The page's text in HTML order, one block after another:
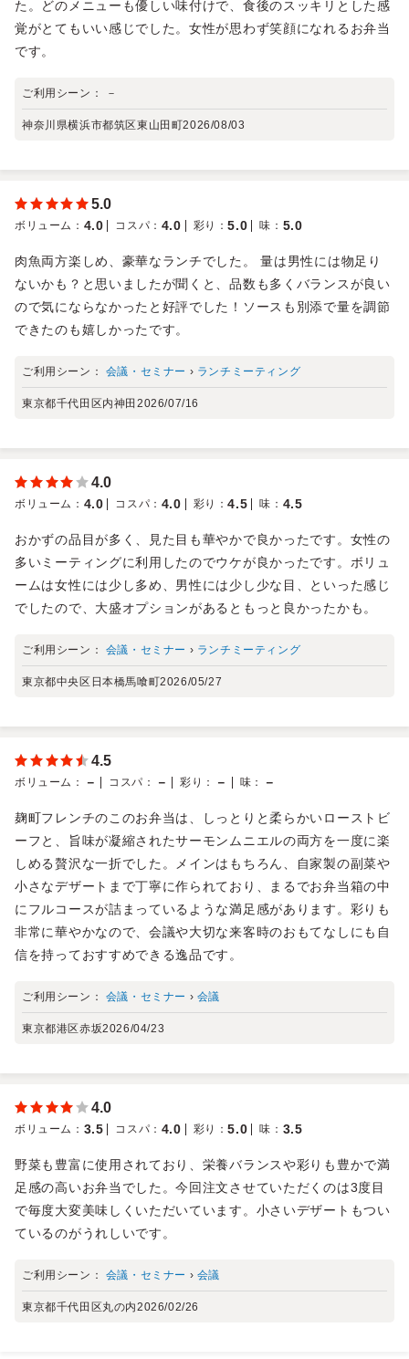
た。どのメニューも優しい味付けで、食後のスッキリとした感
覚がとてもいい感じでした。女性が思わず笑顔になれるお弁当
です。
ご利用シーン： －
神奈川県横浜市都筑区東山田町2026/08/03
5.0
ボリューム ： 4.0 コスパ ： 4.0 彩り ：5.0 味 ： 5.0
肉魚両方楽しめ、豪華なランチでした。 量は男性には物足り
ないかも？と思いましたが聞くと、品数も多くバランスが良い
ので気にならなかったと好評でした！ソースも別添で量を調節
できたのも嬉しかったです。
ご利用シーン： 会議・セミナー › ランチミーティング
東京都千代田区内神田 2026/07/16
4.0
ボリューム ： 4.0 コスパ ： 4.0 彩り ：4.5 味 ： 4.5
おかずの品目が多く、見た目も華やかで良かったです。女性の
多いミーティングに利用したのでウケが良かったです。ボリュ
ームは女性には少し多め、男性には少し少な目、といった感じ
でしたので、大盛オプションがあるともっと良かったかも。
ご利用シーン： 会議・セミナー › ランチミーティング
東京都中央区日本橋馬喰町2026/05/27
4.5
ボリューム ： － コスパ ： － 彩り ： － 味 ： －
麹町フレンチのこのお弁当は、しっとりと柔らかいローストビ
ーフと、旨味が凝縮されたサーモンムニエルの両方を一度に楽
しめる贅沢な一折でした。メインはもちろん、自家製の副菜や
小さなデザートまで丁寧に作られており、まるでお弁当箱の中
にフルコースが詰まっているような満足感があります。彩りも
非常に華やかなので、会議や大切な来客時のおもてなしにも自
信を持っておすすめできる逸品です。
ご利用シーン： 会議・セミナー › 会議
東京都港区赤坂2026/04/23
4.0
ボリューム ： 3.5 コスパ ： 4.0 彩り ：5.0 味 ： 3.5
野菜も豊富に使用されており、栄養バランスや彩りも豊かで満
足感の高いお弁当でした。今回注文させていただくのは3度目
で毎度大変美味しくいただいています。小さいデザートもつい
ているのがうれしいです。
ご利用シーン： 会議・セミナー › 会議
東京都千代田区丸の内2026/02/26